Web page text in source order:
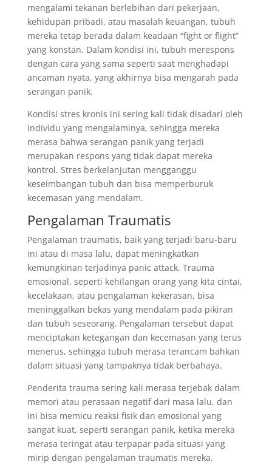
mengalami tekanan berlebihan dari pekerjaan,
kehidupan pribadi, atau masalah keuangan, tubuh
mereka tetap berada dalam keadaan “fight or flight”
yang konstan. Dalam kondisi ini, tubuh merespons
dengan cara yang sama seperti saat menghadapi
ancaman nyata, yang akhirnya bisa mengarah pada
serangan panik.
Kondisi stres kronis ini sering kali tidak disadari oleh
individu yang mengalaminya, sehingga mereka
merasa bahwa serangan panik yang terjadi
merupakan respons yang tidak dapat mereka
kontrol. Stres berkelanjutan mengganggu
keseimbangan tubuh dan bisa memperburuk
kecemasan yang mendalam.
Pengalaman Traumatis
Pengalaman traumatis, baik yang terjadi baru-baru
ini atau di masa lalu, dapat meningkatkan
kemungkinan terjadinya panic attack. Trauma
emosional, seperti kehilangan orang yang kita cintai,
kecelakaan, atau pengalaman kekerasan, bisa
meninggalkan bekas yang mendalam pada pikiran
dan tubuh seseorang. Pengalaman tersebut dapat
menciptakan ketegangan dan kecemasan yang terus
menerus, sehingga tubuh merasa terancam bahkan
dalam situasi yang tampaknya tidak berbahaya.
Penderita trauma sering kali merasa terjebak dalam
memori atau perasaan negatif dari masa lalu, dan
ini bisa memicu reaksi fisik dan emosional yang
sangat kuat, seperti serangan panik, ketika mereka
merasa teringat atau terpapar pada situasi yang
mirip dengan pengalaman traumatis mereka.